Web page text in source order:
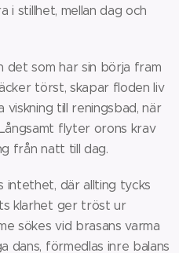
i stillhet, mellan dag och
som har sin börja fram
törst, skapar floden liv
till reningsbad, när
flyter orons krav
från natt till dag.
intethet, där allting tycks
klarhet ger tröst ur
sökes vid brasans varma
dans, förmedlas inre balans